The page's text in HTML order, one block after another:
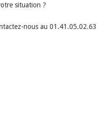
situation ?
nous au 01.41.05.02.63